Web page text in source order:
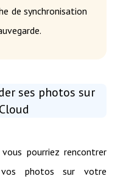
de synchronisation
ses photos sur
pourriez rencontrer
photos sur votre